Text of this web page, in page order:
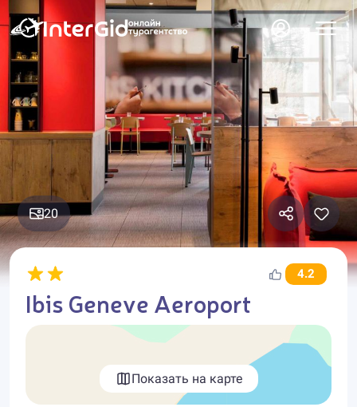
20
4.2
Ibis Geneve Aeroport
Показать на карте